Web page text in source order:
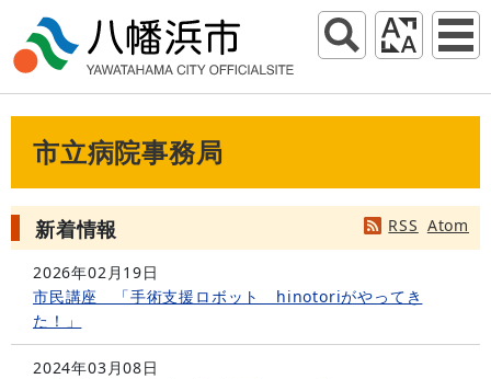
市立病院事務局
RSS Atom
新着情報
2026年02月19日
市民講座 「手術支援ロボット hinotoriがやってき
た！」
2024年03月08日